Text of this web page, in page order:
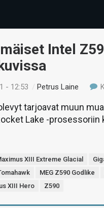
Intel
- 12:53 /Petrus Laine
tarjoavat muun
Lake -
XIII Extreme Glacial
MEG Z590 Godlike
XIII Hero
Z590